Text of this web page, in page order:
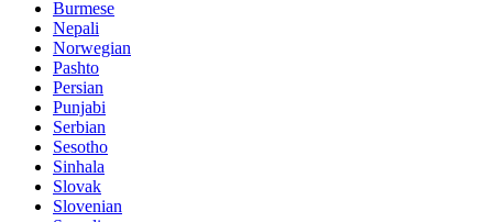
Burmese
Nepali
Norwegian
Pashto
Persian
Punjabi
Serbian
Sesotho
Sinhala
Slovak
Slovenian